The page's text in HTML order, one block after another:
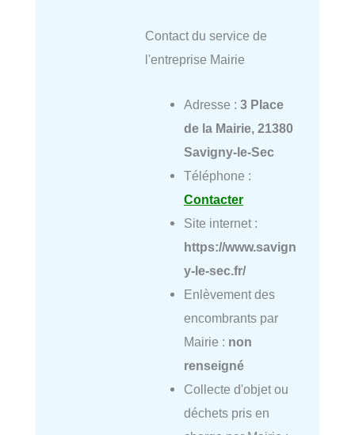
Contact du service de
l'entreprise Mairie
Adresse : 3 Place
de la Mairie, 21380
Savigny-le-Sec
Téléphone :
Contacter
Site internet :
https://www.savign
y-le-sec.fr/
Enlèvement des
encombrants par
Mairie : non
renseigné
Collecte d'objet ou
déchets pris en